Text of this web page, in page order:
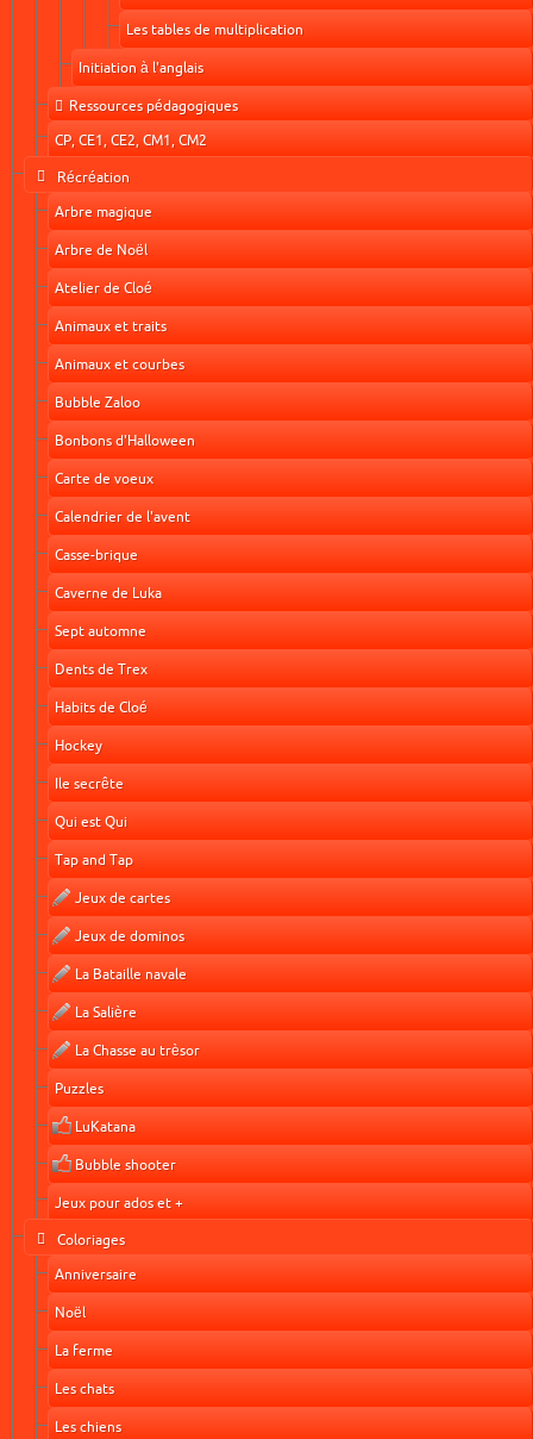
Les tables de multiplication
Initiation à l'anglais
Ressources pédagogiques
CP, CE1, CE2, CM1, CM2
Récréation
Arbre magique
Arbre de Noël
Atelier de Cloé
Animaux et traits
Animaux et courbes
Bubble Zaloo
Bonbons d'Halloween
Carte de voeux
Calendrier de l'avent
Casse-brique
Caverne de Luka
Sept automne
Dents de Trex
Habits de Cloé
Hockey
Ile secrête
Qui est Qui
Tap and Tap
Jeux de cartes
Jeux de dominos
La Bataille navale
La Salière
La Chasse au trèsor
Puzzles
LuKatana
Bubble shooter
Jeux pour ados et +
Coloriages
Anniversaire
Noël
La ferme
Les chats
Les chiens